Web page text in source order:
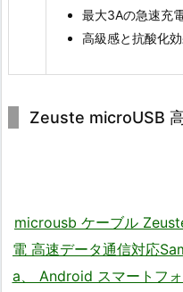
最大3Aの急速充
高級感と抗酸化
Zeuste microUSB
microusb ケーブル
電 高速データ通信対応
a、 Android スマートフ